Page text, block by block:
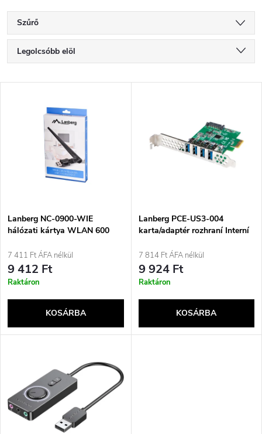
Szűrő
T
e
e
k
r
n
e
Legolcsóbb elöl
ABC szerint
é
k
e
k
l
s
t
Lanberg NC-0900-WIE
hálózati kártya WLAN 600
7 411 Ft ÁFA nélkül
9 412 Ft
Raktáron
KOSÁRBA
Lanberg PCE-US3-004
karta/adaptér rozhraní Interní
7 814 Ft ÁFA nélkül
9 924 Ft
Raktáron
KOSÁRBA